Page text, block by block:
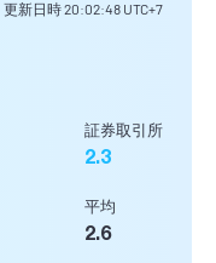
更新日時20:02:48 UTC+7
証券取引所
2.3
平均
2.6